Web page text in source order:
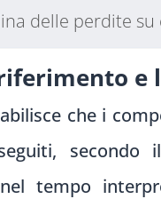
delle perdite su
e
che i
tempo